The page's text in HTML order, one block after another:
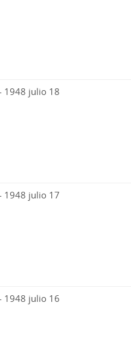
1948 julio 18
1948 julio 17
1948 julio 16